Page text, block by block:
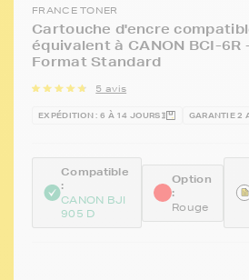
FRANCE TONER
Cartouche d'encre
équivalent à CANON BCI-6R
Format Standard
5 avis
EXPÉDITION : 6 À 14 JOURS GARANTIE 2
Compatible
:
CANON BJI
905 D
Option
:
Rouge